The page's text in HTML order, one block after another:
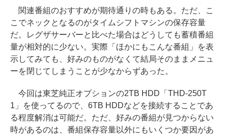
関連番組のおすすめが期待通りの時もある。ただ、こ
こでネックとなるのがタイムシフトマシンの保存容量
だ。レグザサーバーと比べた場合はどうしても蓄積番組
量が相対的に少ない。実際「ほかにもこんな番組」を表
示してみても、好みのものがなくて結局そのままメニュ
ーを閉じてしまうことが少なからずあった。
今回は東芝純正オプションの2TB HDD「THD-250T
1」を使ってるので、6TB HDDなどを接続することであ
る程度解消は可能だ。ただ、好みの番組が見つからない
時があるのは、番組保存容量以外にもいくつか要因があ